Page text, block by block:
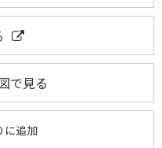
で見る
に追加